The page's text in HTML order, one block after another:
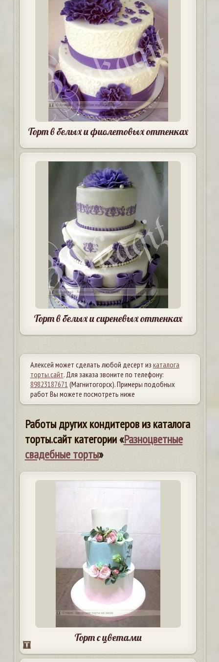
Торт в белых и фиолетовых оттенках
Торт в белых и сиреневых оттенках
Алексей может сделать любой десерт из каталога
торты.сайт. Для заказа звоните по телефону:
89823187671 (Магнитогорск). Примеры подобных
работ Вы можете посмотреть ниже
Работы других кондитеров из каталога
торты.сайт категории «Разноцветные
свадебные торты»
Торт с цветами